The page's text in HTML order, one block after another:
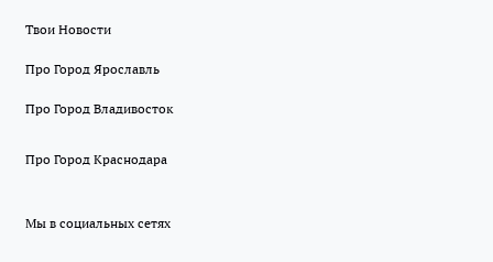
Твои Новости
Про Город Ярославль
Про Город Владивосток
Про Город Краснодара
Мы в социальных сетях